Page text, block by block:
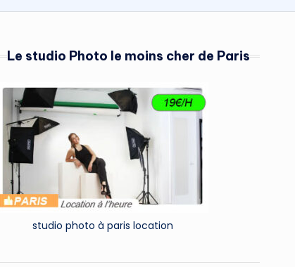
Le studio Photo le moins cher de Paris
studio photo à paris location